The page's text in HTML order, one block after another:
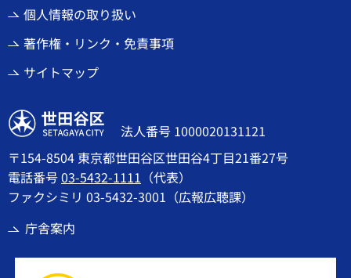
個人情報の取り扱い
著作権・リンク・免責事項
サイトマップ
世田谷区
法人番号 1000020131121
〒154-8504 東京都世田谷区世田谷4丁目21番27号
電話番号03-5432-1111 （代表）
ファクシミリ 03-5432-3001（広報広聴課）
庁舎案内